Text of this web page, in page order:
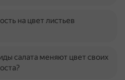
на цвет листьев
салата меняют цвет своих